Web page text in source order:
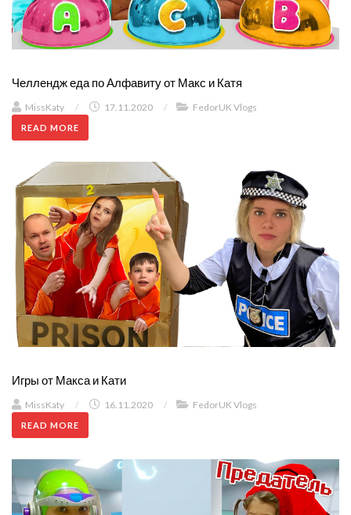
Челлендж еда по Алфавиту от Макс и Катя
MissKaty / 17.11.2020 / FedorUK Vlogs
READ MORE
Игры от Макса и Кати
MissKaty / 16.11.2020 / FedorUK Vlogs
READ MORE